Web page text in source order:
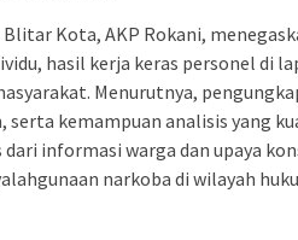
Kota, AKP Rokani,
hasil kerja keras personel di
Menurutnya,
kemampuan analisis yang
informasi warga dan upaya
narkoba di wilayah